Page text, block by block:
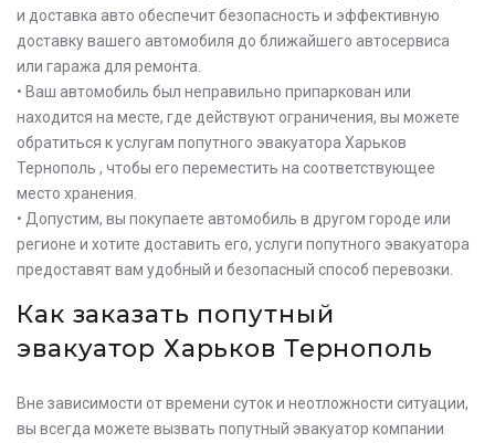
и доставка авто обеспечит безопасность и эффективную
доставку вашего автомобиля до ближайшего автосервиса
или гаража для ремонта.
• Ваш автомобиль был неправильно припаркован или
находится на месте, где действуют ограничения, вы можете
обратиться к услугам попутного эвакуатора Харьков
Тернополь , чтобы его переместить на соответствующее
место хранения.
• Допустим, вы покупаете автомобиль в другом городе или
регионе и хотите доставить его, услуги попутного эвакуатора
предоставят вам удобный и безопасный способ перевозки.
Как заказать попутный
эвакуатор Харьков Тернополь
Вне зависимости от времени суток и неотложности ситуации,
вы всегда можете вызвать попутный эвакуатор компании